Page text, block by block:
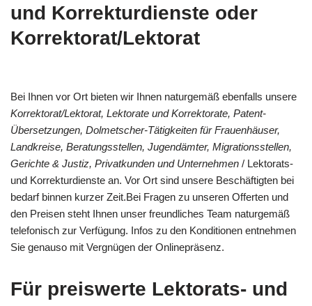
und Korrekturdienste oder
Korrektorat/Lektorat
Bei Ihnen vor Ort bieten wir Ihnen naturgemäß ebenfalls unsere
Korrektorat/Lektorat, Lektorate und Korrektorate, Patent-
Übersetzungen, Dolmetscher-Tätigkeiten für Frauenhäuser,
Landkreise, Beratungsstellen, Jugendämter, Migrationsstellen,
Gerichte & Justiz, Privatkunden und Unternehmen / Lektorats-
und Korrekturdienste an. Vor Ort sind unsere Beschäftigten bei
bedarf binnen kurzer Zeit.Bei Fragen zu unseren Offerten und
den Preisen steht Ihnen unser freundliches Team naturgemäß
telefonisch zur Verfügung. Infos zu den Konditionen entnehmen
Sie genauso mit Vergnügen der Onlinepräsenz.
Für preiswerte Lektorats- und